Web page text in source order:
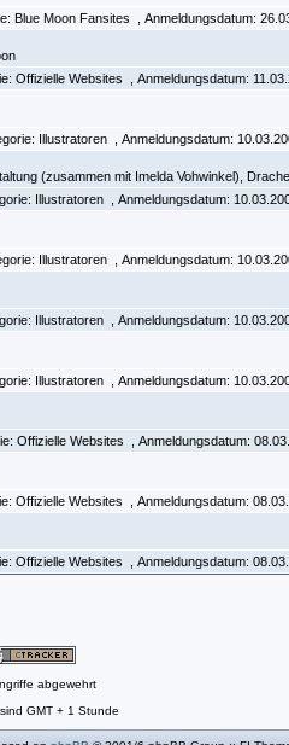
Blue Moon Fansites , Anmeldungsdatum:
Offizielle Websites , Anmeldungsdatum:
Illustratoren , Anmeldungsdatum:
(zusammen mit Imelda Vohwinkel),
Illustratoren , Anmeldungsdatum:
Illustratoren , Anmeldungsdatum:
Illustratoren , Anmeldungsdatum:
Illustratoren , Anmeldungsdatum:
Offizielle Websites , Anmeldungsdatum:
Offizielle Websites , Anmeldungsdatum:
Offizielle Websites , Anmeldungsdatum:
abgewehrt
GMT + 1 Stunde